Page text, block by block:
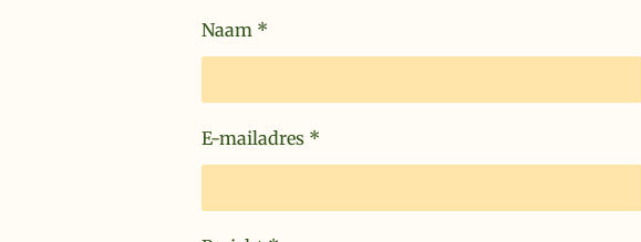
Naam *
E-mailadres *